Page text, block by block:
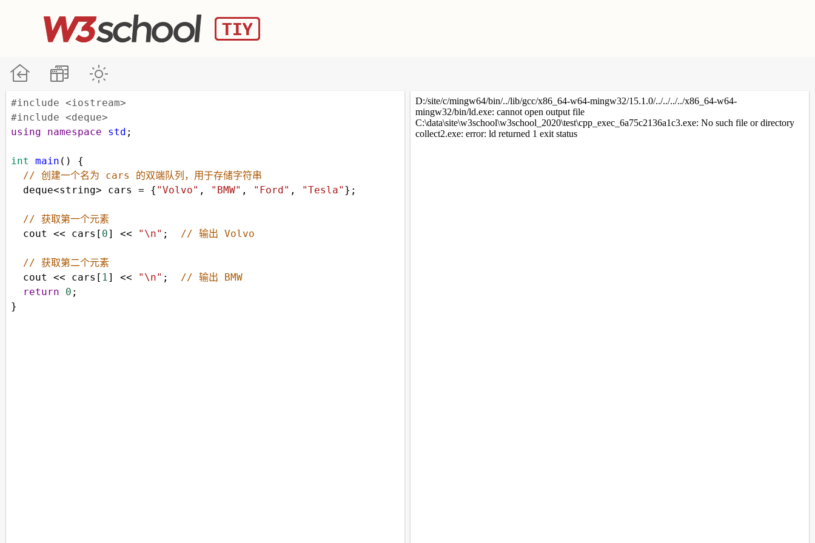
#include <iostream>
#include <deque>
using
namespace std ;
int main () {
// 创建一个名为 cars 的双端队列，用于存储字符串
deque<string> cars = { "Volvo" , "BMW" , "Ford" , "Tesla" };
// 获取第一个元素
cout
<< cars [ 0] << "\n" ; // 输出 Volvo
// 获取第二个元素
cout
<< cars [ 1] << "\n" ; // 输出 BMW
return
0 ;
}